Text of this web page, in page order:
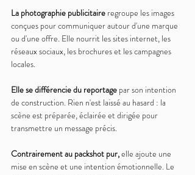
La photographie publicitaire regroupe les images
conçues pour communiquer autour d'une marque
ou d'une offre. Elle nourrit les sites internet, les
réseaux sociaux, les brochures et les campagnes
locales.
Elle se différencie du reportage par son intention
de construction. Rien n'est laissé au hasard : la
scène est préparée, éclairée et dirigée pour
transmettre un message précis.
Contrairement au packshot pur, elle ajoute une
mise en scène et une intention émotionnelle. Le